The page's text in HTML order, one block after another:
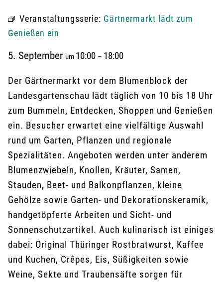
Veranstaltungsserie: Gärtnermarkt lädt zum
Genießen ein
5. September um 10:00 – 18:00
Der Gärtnermarkt vor dem Blumenblock der
Landesgartenschau lädt täglich von 10 bis 18 Uhr
zum Bummeln, Entdecken, Shoppen und Genießen
ein. Besucher erwartet eine vielfältige Auswahl
rund um Garten, Pflanzen und regionale
Spezialitäten. Angeboten werden unter anderem
Blumenzwiebeln, Knollen, Kräuter, Samen,
Stauden, Beet- und Balkonpflanzen, kleine
Gehölze sowie Garten- und Dekorationskeramik,
handgetöpferte Arbeiten und Sicht- und
Sonnenschutzartikel. Auch kulinarisch ist einiges
dabei: Original Thüringer Rostbratwurst, Kaffee
und Kuchen, Crêpes, Eis, Süßigkeiten sowie
Weine, Sekte und Traubensäfte sorgen für